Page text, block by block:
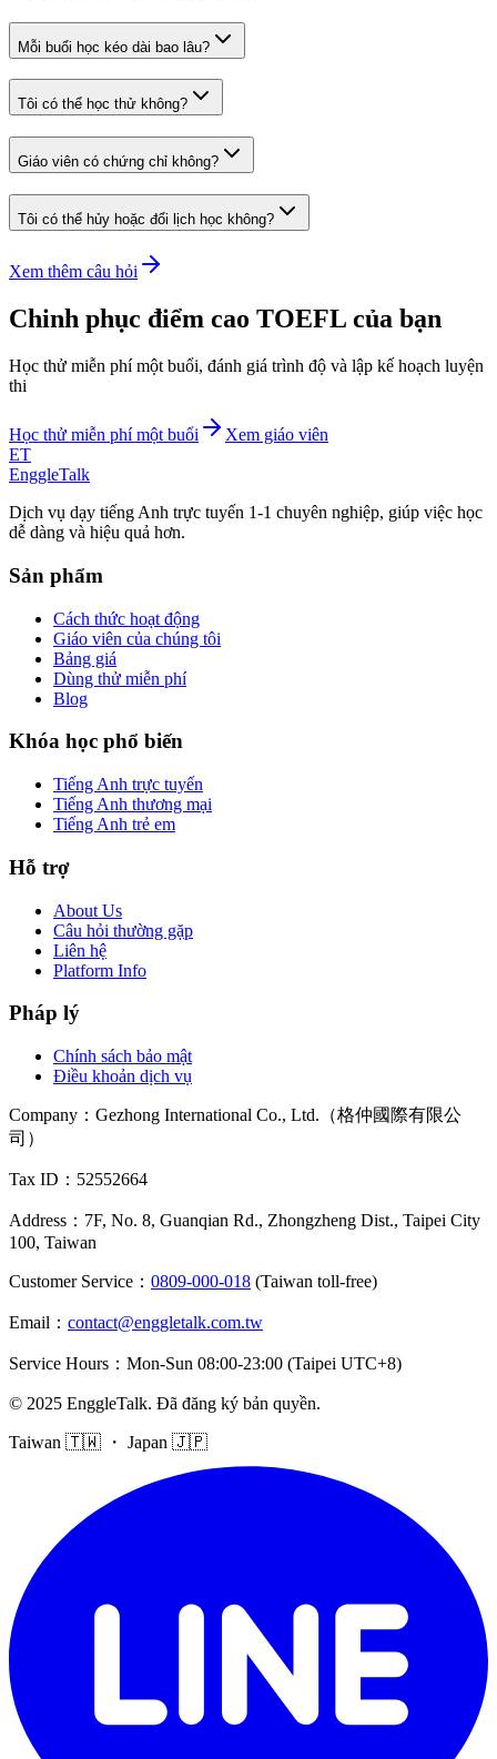
Mỗi buổi học kéo dài bao lâu?
Tôi có thể học thử không?
Giáo viên có chứng chỉ không?
Tôi có thể hủy hoặc đổi lịch học không?
Xem thêm câu hỏi
Chinh phục điểm cao TOEFL của bạn
Học thử miễn phí một buổi, đánh giá trình độ và lập kế hoạch luyện
thi
Học thử miễn phí một buổi
Xem giáo viên
ET
EnggleTalk
Dịch vụ dạy tiếng Anh trực tuyến 1-1 chuyên nghiệp, giúp việc học
dễ dàng và hiệu quả hơn.
Sản phẩm
Cách thức hoạt động
Giáo viên của chúng tôi
Bảng giá
Dùng thử miễn phí
Blog
Khóa học phổ biến
Tiếng Anh trực tuyến
Tiếng Anh thương mại
Tiếng Anh trẻ em
Hỗ trợ
About Us
Câu hỏi thường gặp
Liên hệ
Platform Info
Pháp lý
Chính sách bảo mật
Điều khoản dịch vụ
Company ： Gezhong International Co., Ltd.（格仲國際有限公
司）
Tax ID ：52552664
Address ： 7F, No. 8, Guanqian Rd., Zhongzheng Dist., Taipei City
100, Taiwan
Customer Service ： 0809-000-018 (Taiwan toll-free)
Email ： contact@enggletalk.com.tw
Service Hours ： Mon-Sun 08:00-23:00 (Taipei UTC+8)
© 2025 EnggleTalk. Đã đăng ký bản quyền.
Taiwan 🇹🇼 ・ Japan 🇯🇵